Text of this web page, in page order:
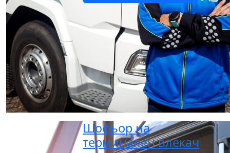
Шофьор на
терминален влекач